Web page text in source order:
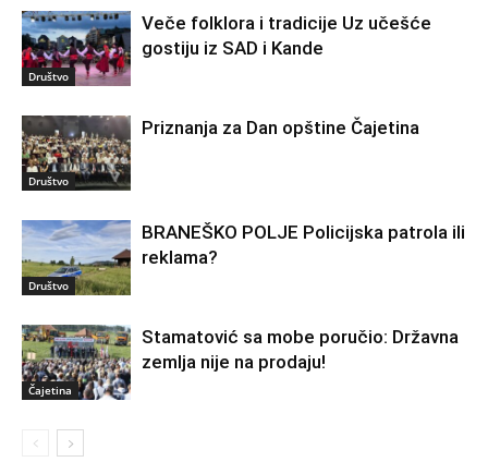
Društvo
Veče folklora i tradicije Uz učešće
gostiju iz SAD i Kande
Društvo
Priznanja za Dan opštine Čajetina
Društvo
BRANEŠKO POLJE Policijska patrola ili
reklama?
Čajetina
Stamatović sa mobe poručio: Državna
zemlja nije na prodaju!